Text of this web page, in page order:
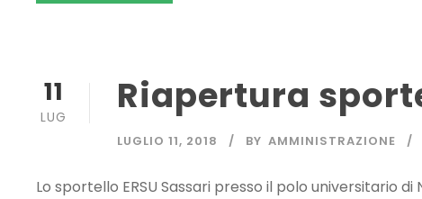
11
LUG Riapertura
LUGLIO 11, 2018 BY AMMINISTRAZIONE
Lo sportello ERSU Sassari presso il polo universitario